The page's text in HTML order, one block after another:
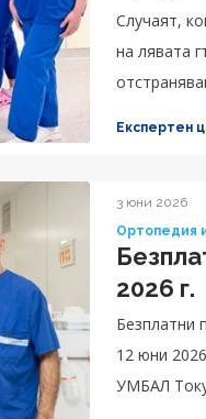
Случаят,
на лявата
Експертен
3 юни 2026
Ортопедия
2026 г.
Безплатни
12 юни
УМБАЛ